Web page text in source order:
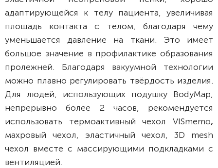
адаптирующейся к телу пациента, увеличивая
площадь контакта с телом, благодаря чему
уменьшается давление на ткани. Это имеет
большое значение в профилактике образования
пролежней. Благодаря вакуумной технологии
можно плавно регулировать твёрдость изделия.
Для людей, использующих подушку BodyMap,
непрерывно более 2 часов, рекомендуется
использовать термоактивный чехол VISmemo,
махровый чехол, эластичный чехол, 3D mesh
чехол вместе с массирующими подкладками с
вентиляцией.